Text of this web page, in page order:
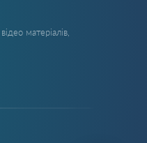
матеріалів,